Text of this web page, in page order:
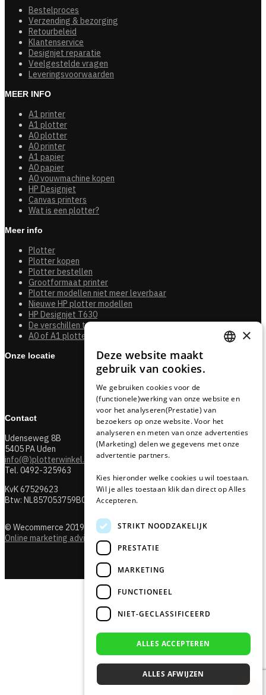
Bestelproces
Verzending & bezorging
Retourbeleid
Klantenservice
Designjet reparatie
Veelgestelde vragen
Leveringsvoorwaarden
MEER INFO
A1 printer
A1 plotter
A0 plotter
A0 printer
A1 papier
A0 papier
A0 vouwmachine kopen
HP Designjet
Canvas printers
Wat is een plotter?
Meer info
Plotter
Plotter kopen
Plotter bestellen
Grootformaat printer
Plotter modellen niet meer leverbaar
Nieuwe HP plotter modellen
HP Designjet T630
De verschillen tussen de HP Designjet T850 en de T950HP
A0 of A1 plotter kopen?
Onze locatie
Contact
Udenseweg 8B
5405 PA Uden
info(@)plotterwinkel.nl
Tel. 0492-325963
KvK 67529623
Btw: NL857053759B01
© Wecommerce 2019
Online marketing advies + webshops
GERMAN
×
Deze website maakt
gebruik van cookies.
We gebruiken cookies voor de
(functionele)werking van onze website en
voor het analyseren(Prestatie) van
bezoekers op onze website. Voor het
analyseren en meten van onze advertenties
(Marketing) delen we gegevens met onze
advertentie partners.
Kies hieronder welke cookies u wil toestaan.
Wil je alles toestaan klik dan direct op Alles
Accepteren.
STRIKT NOODZAKELIJK
PRESTATIE
MARKETING
FUNCTIONEEL
NIET-GECLASSIFICEERD
ALLES ACCEPTEREN
ALLES AFWIJZEN